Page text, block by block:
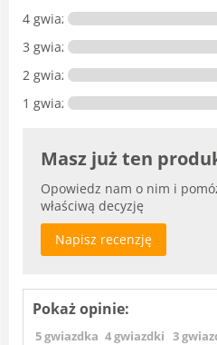
4 gwiazdki
3 gwiazdki
2 gwiazdki
1 gwiazdka
Masz już ten
Opowiedz nam o nim i
właściwą decyzję
Napisz recenzję
Pokaż opinie:
5 gwiazdka 4 gwiazdki 3